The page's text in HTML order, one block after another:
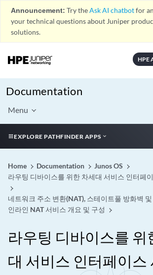
Announcement: Try theAsk AI chatbotfor
your technical questions about Juniper
solutions.
HPE
Documentation
Menu
EXPLORE PATHFINDER APPS
Home Documentation
Junos OS
라우팅 디바이스를 위한 차세대 서비스 인터페
네트워크 주소 변환(NAT), 스테이트풀 방화벽
인라인 NAT 서비스 개요 및 구성
라우팅 디바이스를 위
대 서비스 인터페이스